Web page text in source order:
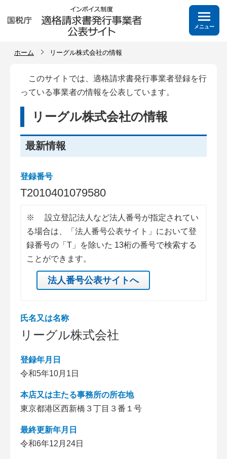
メニュー
ホーム リーグル株式会社の情報
このサイトでは、適格請求書発行事業者登録を行
っている事業者の情報を公表しています。
リーグル株式会社の情報
最新情報
登録番号
T2010401079580
※
設立登記法人など法人番号が指定されてい
る場合は、「法人番号公表サイト」において登
録番号の「T」を除いた 13桁の番号で検索する
ことができます。
法人番号公表サイトへ
氏名又は名称
リーグル株式会社
登録年月日
令和5年10月1日
本店又は主たる事務所の所在地
東京都港区西新橋３丁目３番１号
最終更新年月日
令和6年12月24日